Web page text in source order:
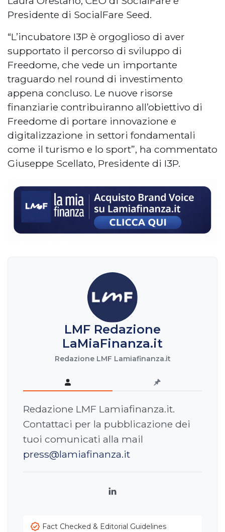
Presidente di SocialFare Seed.
“L’incubatore I3P è orgoglioso di aver
supportato il percorso di sviluppo di
Freedome, che vede un importante
traguardo nel round di investimento
appena concluso. Le nuove risorse
finanziarie contribuiranno all’obiettivo di
Freedome di portare innovazione e
digitalizzazione in settori fondamentali
come il turismo e lo sport”, ha commentato
Giuseppe Scellato, Presidente di I3P.
LMF Redazione
LaMiaFinanza.it
Redazione LMF Lamiafinanza.it
Redazione LMF Lamiafinanza.it.
Contattaci per la pubblicazione dei
tuoi comunicati alla mail
press@lamiafinanza.it
LinkedIn
Fact Checked & Editorial Guidelines